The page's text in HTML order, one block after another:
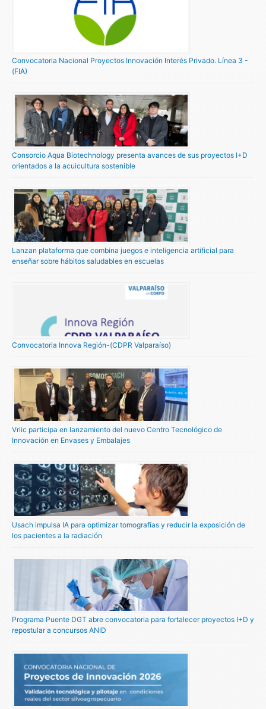
Convocatoria Nacional Proyectos Innovación Interés Privado. Línea 3 -
(FIA)
Consorcio Aqua Biotechnology presenta avances de sus proyectos I+D
orientados a la acuicultura sostenible
Lanzan plataforma que combina juegos e inteligencia artificial para
enseñar sobre hábitos saludables en escuelas
Convocatoria Innova Región-(CDPR Valparaíso)
Vriic participa en lanzamiento del nuevo Centro Tecnológico de
Innovación en Envases y Embalajes
Usach impulsa IA para optimizar tomografías y reducir la exposición de
los pacientes a la radiación
Programa Puente DGT abre convocatoria para fortalecer proyectos I+D y
repostular a concursos ANID